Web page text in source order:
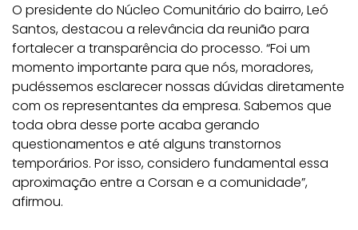
O presidente do Núcleo Comunitário do bairro, Leó
Santos, destacou a relevância da reunião para
fortalecer a transparência do processo. “Foi um
momento importante para que nós, moradores,
pudéssemos esclarecer nossas dúvidas diretamente
com os representantes da empresa. Sabemos que
toda obra desse porte acaba gerando
questionamentos e até alguns transtornos
temporários. Por isso, considero fundamental essa
aproximação entre a Corsan e a comunidade”,
afirmou.